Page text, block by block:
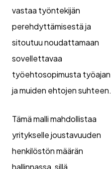
vastaa työntekijän
perehdyttämisestä ja
sitoutuu noudattamaan
sovellettavaa
työehtosopimusta työajan
ja muiden ehtojen suhteen.
Tämä malli mahdollistaa
yritykselle joustavuuden
henkilöstön määrän
hallinnassa, sillä